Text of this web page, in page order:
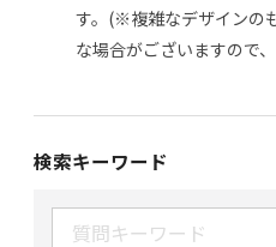
す。(※複雑なデザインの
な場合がございますので
検索キーワード